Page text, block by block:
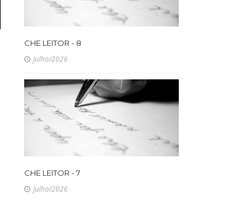
CHE LEITOR - 8
Julho/2026
CHE LEITOR - 7
Julho/2026